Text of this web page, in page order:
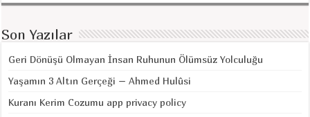
Son Yazılar
Geri Dönüşü Olmayan İnsan Ruhunun Ölümsüz Yolculuğu
Yaşamın 3 Altın Gerçeği – Ahmed Hulûsi
Kuranı Kerim Cozumu app privacy policy